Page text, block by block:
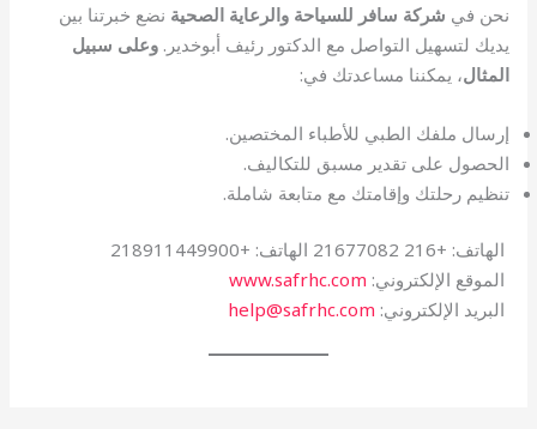
نحن في شركة سافر للسياحة والرعاية الصحية نضع خبرتنا بين
يديك لتسهيل التواصل مع الدكتور رئيف أبوخدير.وعلى سبيل
المثال، يمكننا مساعدتك في:
إرسال ملفك الطبي للأطباء المختصين.
الحصول على تقدير مسبق للتكاليف.
تنظيم رحلتك وإقامتك مع متابعة شاملة.
الهاتف: +216 21677082 الهاتف: +218911449900
الموقع الإلكتروني: www.safrhc.com
البريد الإلكتروني: help@safrhc.com